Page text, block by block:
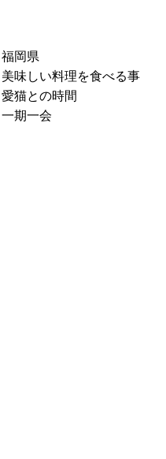
福岡県
美味しい料理を食べる事
愛猫との時間
一期一会